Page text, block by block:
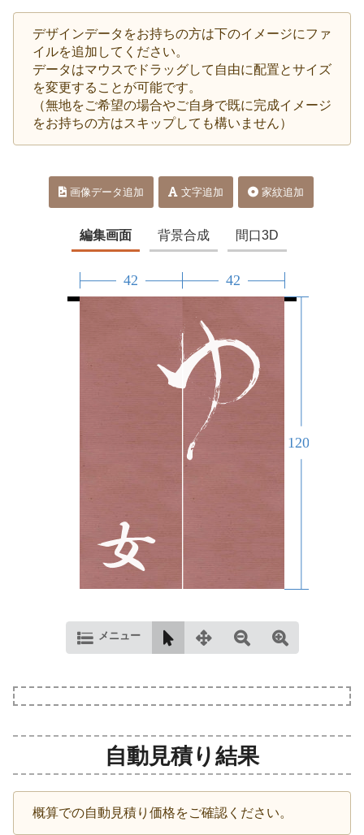
デザインデータをお持ちの方は下のイメージにファ
イルを追加してください。
データはマウスでドラッグして自由に配置とサイズ
を変更することが可能です。
（無地をご希望の場合やご自身で既に完成イメージ
をお持ちの方はスキップしても構いません）
画像データ追加 文字追加 家紋追加
編集画面 背景合成 間口3D
メニュー
自動見積り結果
概算での自動見積り価格をご確認ください。